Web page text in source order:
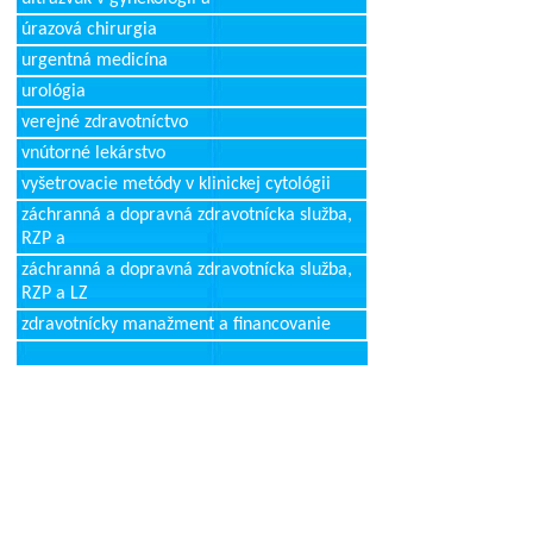
úrazová chirurgia
urgentná medicína
urológia
verejné zdravotníctvo
vnútorné lekárstvo
vyšetrovacie metódy v klinickej cytológii
záchranná a dopravná zdravotnícka služba,
RZP a
záchranná a dopravná zdravotnícka služba,
RZP a LZ
zdravotnícky manažment a financovanie